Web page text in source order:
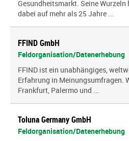
Gesundheitsmarkt. Seine
dabei auf mehr als 25 Jahre ...
FFIND GmbH
Feldorganisation/Datenerhebung
FFIND ist ein unabhängiges,
Erfahrung in Meinungsumfragen.
Frankfurt, Palermo und ...
Toluna Germany GmbH
Feldorganisation/Datenerhebung